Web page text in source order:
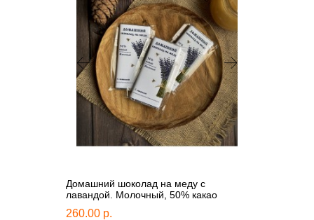
Домашний шоколад на меду с
лавандой. Молочный, 50% какао
260.00 р.